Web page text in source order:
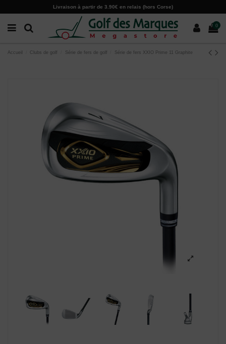
Livraison à partir de 3.90€ en relais (hors Corse)
0
Accueil Clubs de golf Série de fers de golf Série de fers XXIO Prime 11 Graphite
Paramètres des cookies